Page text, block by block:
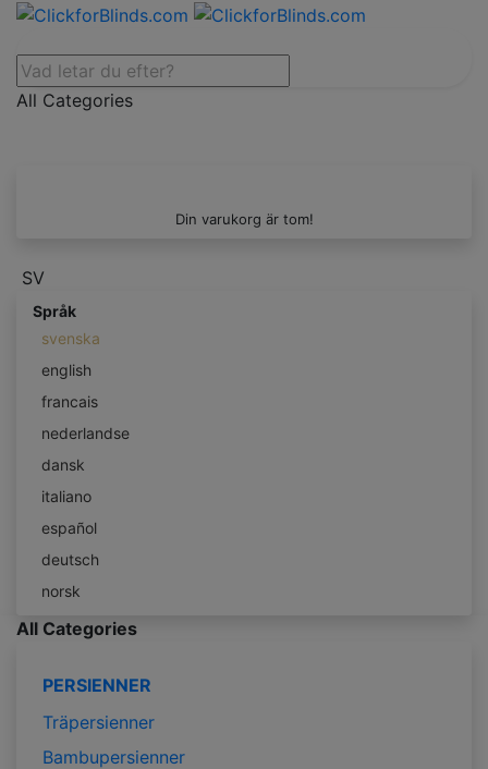
All Categories
Din varukorg är tom!
SV
Språk
svenska
english
francais
nederlandse
dansk
italiano
español
deutsch
norsk
All Categories
PERSIENNER
Träpersienner
Bambupersienner